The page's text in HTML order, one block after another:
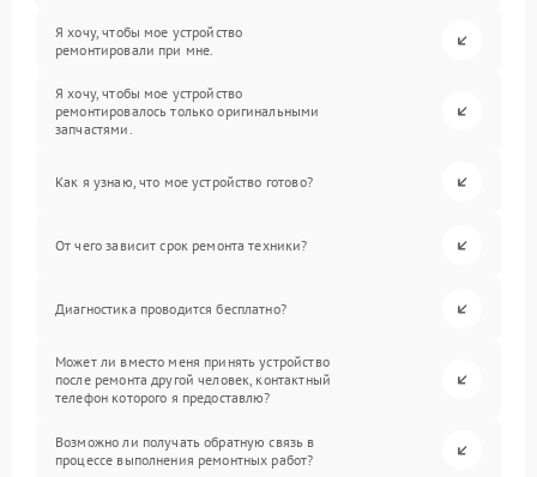
Я хочу, чтобы мое устройство
ремонтировали при мне.
Я хочу, чтобы мое устройство
ремонтировалось только оригинальными
запчастями.
Как я узнаю, что мое устройство готово?
От чего зависит срок ремонта техники?
Диагностика проводится бесплатно?
Может ли вместо меня принять устройство
после ремонта другой человек, контактный
телефон которого я предоставлю?
Возможно ли получать обратную связь в
процессе выполнения ремонтных работ?